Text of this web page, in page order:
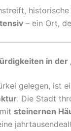
– ein Ort,
in der
gelegen, ist
. Die Stadt
steinernen